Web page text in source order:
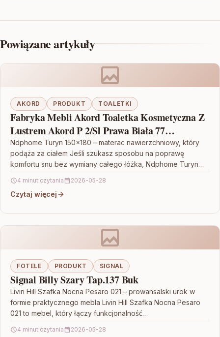
Powiązane artykuły
AKORD PRODUKT TOALETKI
Fabryka Mebli Akord Toaletka Kosmetyczna Z
Lustrem Akord P 2/Sl Prawa Biała 77
142X90X50 Cm
Ndphome Turyn 150×180 – materac nawierzchniowy, który
podąża za ciałem Jeśli szukasz sposobu na poprawę
komfortu snu bez wymiany całego łóżka, Ndphome Turyn
4 minut czytania 2026-05-28
Czytaj więcej
FOTELE PRODUKT SIGNAL
Signal Billy Szary Tap.137 Buk
Livin Hill Szafka Nocna Pesaro 021 – prowansalski urok w
formie praktycznego mebla Livin Hill Szafka Nocna Pesaro
021 to mebel, który łączy funkcjonalność…
4 minut czytania 2026-05-28